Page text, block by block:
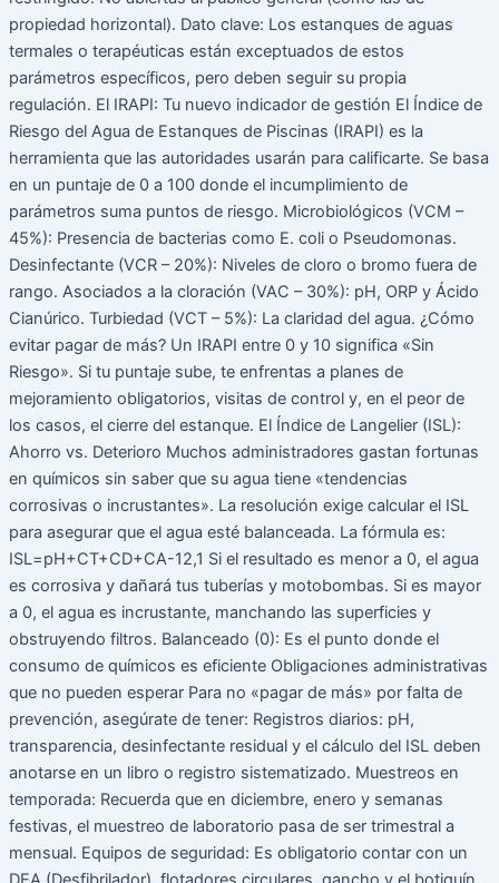
propiedad horizontal). Dato clave: Los estanques de aguas
termales o terapéuticas están exceptuados de estos
parámetros específicos, pero deben seguir su propia
regulación. El IRAPI: Tu nuevo indicador de gestión El Índice de
Riesgo del Agua de Estanques de Piscinas (IRAPI) es la
herramienta que las autoridades usarán para calificarte. Se basa
en un puntaje de 0 a 100 donde el incumplimiento de
parámetros suma puntos de riesgo. Microbiológicos (VCM –
45%): Presencia de bacterias como E. coli o Pseudomonas.
Desinfectante (VCR – 20%): Niveles de cloro o bromo fuera de
rango. Asociados a la cloración (VAC – 30%): pH, ORP y Ácido
Cianúrico. Turbiedad (VCT – 5%): La claridad del agua. ¿Cómo
evitar pagar de más? Un IRAPI entre 0 y 10 significa «Sin
Riesgo». Si tu puntaje sube, te enfrentas a planes de
mejoramiento obligatorios, visitas de control y, en el peor de
los casos, el cierre del estanque. El Índice de Langelier (ISL):
Ahorro vs. Deterioro Muchos administradores gastan fortunas
en químicos sin saber que su agua tiene «tendencias
corrosivas o incrustantes». La resolución exige calcular el ISL
para asegurar que el agua esté balanceada. La fórmula es:
ISL=pH+CT+CD+CA-12,1 Si el resultado es menor a 0, el agua
es corrosiva y dañará tus tuberías y motobombas. Si es mayor
a 0, el agua es incrustante, manchando las superficies y
obstruyendo filtros. Balanceado (0): Es el punto donde el
consumo de químicos es eficiente Obligaciones administrativas
que no pueden esperar Para no «pagar de más» por falta de
prevención, asegúrate de tener: Registros diarios: pH,
transparencia, desinfectante residual y el cálculo del ISL deben
anotarse en un libro o registro sistematizado. Muestreos en
temporada: Recuerda que en diciembre, enero y semanas
festivas, el muestreo de laboratorio pasa de ser trimestral a
mensual. Equipos de seguridad: Es obligatorio contar con un